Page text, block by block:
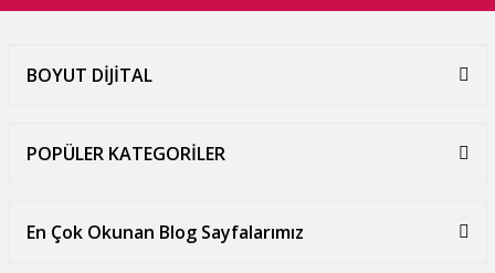
BOYUT DİJİTAL
POPÜLER KATEGORİLER
En Çok Okunan Blog Sayfalarımız